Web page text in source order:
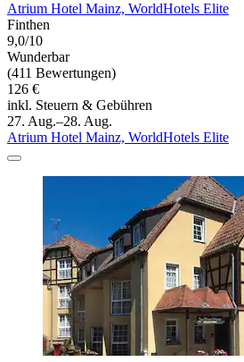
Atrium Hotel Mainz, WorldHotels Elite
Finthen
9,0/10
Wunderbar
(411 Bewertungen)
126 €
inkl. Steuern & Gebühren
27. Aug.–28. Aug.
Atrium Hotel Mainz, WorldHotels Elite